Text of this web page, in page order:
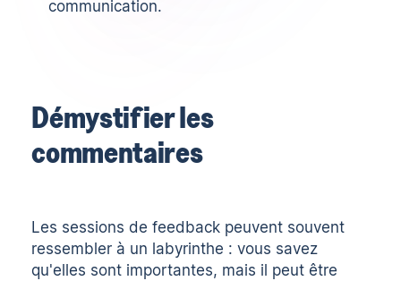
communication.
Démystifier les
commentaires
Les sessions de feedback peuvent souvent
ressembler à un labyrinthe : vous savez
qu'elles sont importantes, mais il peut être